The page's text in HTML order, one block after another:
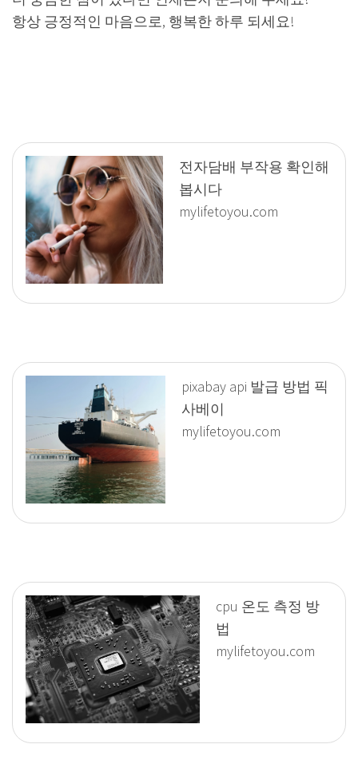
항상 긍정적인 마음으로, 행복한 하루 되세요!
전자담배 부작용 확인해
봅시다
mylifetoyou.com
pixabay api 발급 방법 픽
사베이
mylifetoyou.com
cpu 온도 측정 방
법
mylifetoyou.com